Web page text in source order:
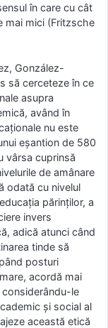
în care cu cât
mai mici (Fritzsche
González-
să cerceteze în ce
asupra
având în
nu este
eșantion de 580
vârsa cuprinsă
de amânare
odată cu nivelul
părinților, a
invers
adică atunci când
tinde să
posturi
acordă mai
le
și social al
această etică